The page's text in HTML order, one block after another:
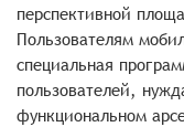
перспективной
Пользователям
специальная
пользователей,
функциональном